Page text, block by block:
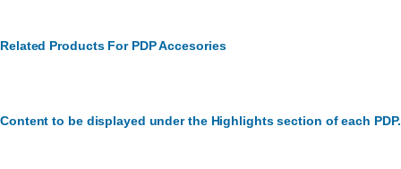
Related Products For PDP Accesories
Content to be displayed under the Highlights section of each PDP.